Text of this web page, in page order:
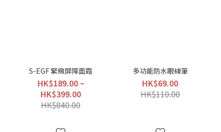
S-EGF 緊緻屏障面霜
HK$189.00 ~
HK$399.00
HK$840.00
多功能防水眼線筆
HK$69.00
HK$110.00